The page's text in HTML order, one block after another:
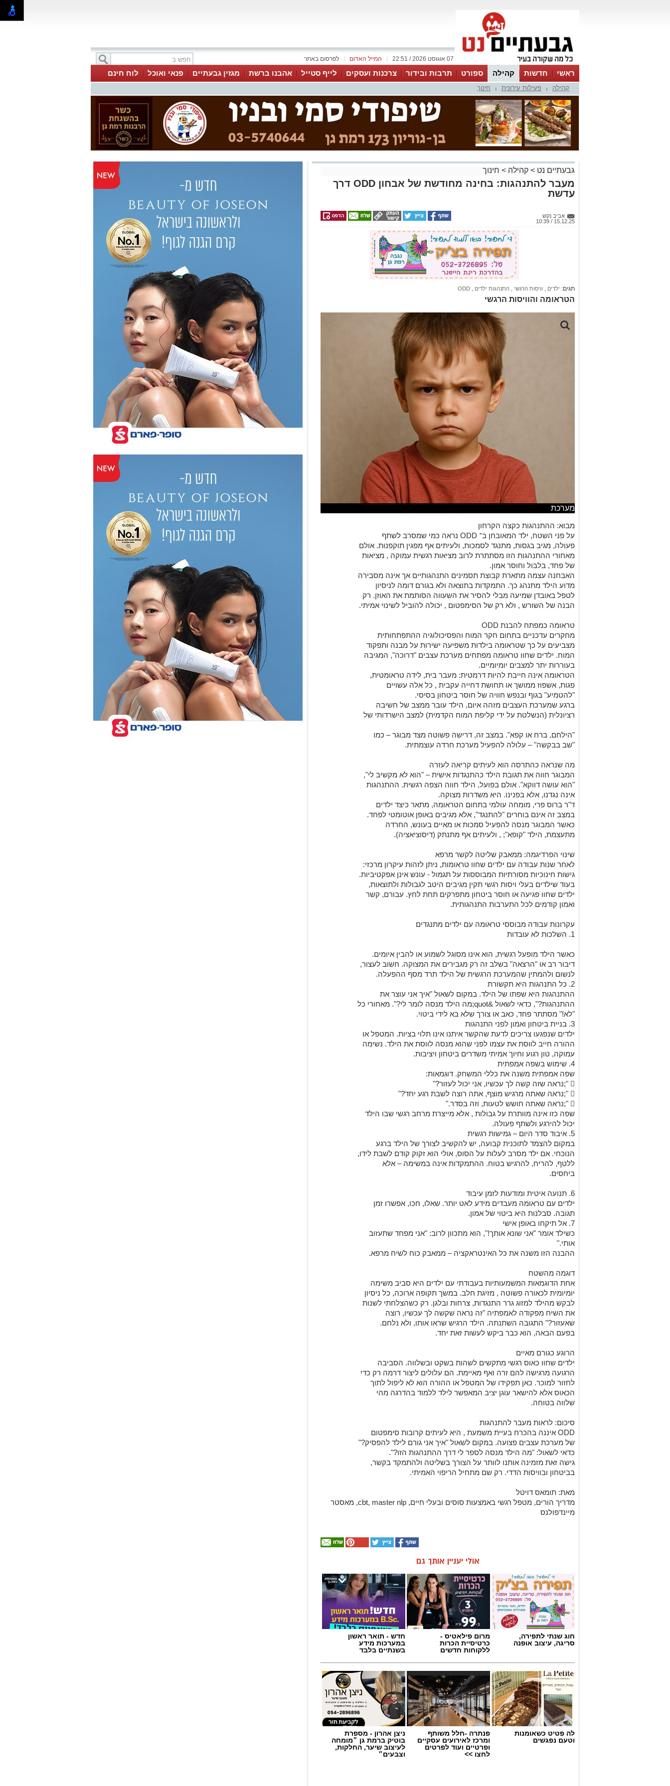
לפרסום באתר המייל האדום 07 אוגוסט 2026 / 22:51
ראשי חדשות קהילה ספורט תרבות ובידור צרכנות ועסקים לייף סטייל אהבנו ברשת מגזין גבעתיים פנאי ואוכל לוח חינם
קהילה פעילות עירונית חינוך
גבעתיים נט > קהילה > חינוך
מעבר להתנהגות: בחינה מחודשת של אבחון ODD דרך
עדשת
אביב נקש
15.12.25 / 10:39
תגים: ילדים וויסות הרגשי התנהגות ילדים ODD
הטראומה והוויסות הרגשי
מערכת
מבוא: ההתנהגות כקצה הקרחון
על פני השטח, ילד המאובחן ב־ ODD נראה כמי שמסרב לשתף
פעולה, מגיב בגסות, מתנגד לסמכות, ולעיתים אף מפגין תוקפנות. אולם
מאחורי ההתנהגות הזו מסתתרת לרוב מציאות רגשית עמוקה , מציאות
של פחד, בלבול וחוסר אמון.
האבחנה עצמה מתארת קבוצת תסמינים התנהגותיים אך אינה מסבירה
מדוע הילד מתנהג כך. התמקדות בתוצאה ולא בגורם דומה לניסיון
לטפל באובדן שמיעה מבלי להסיר את השעווה הסותמת את האוזן. רק
הבנה של השורש , ולא רק של הסימפטום , יכולה להוביל לשינוי אמיתי.
טראומה כמפתח להבנת ODD
מחקרים עדכניים בתחום חקר המוח והפסיכולוגיה ההתפתחותית
מצביעים על כך שטראומה בילדות משפיעה ישירות על מבנה ותפקוד
המוח. ילדים שחוו טראומה מפתחים מערכת עצבים "דרוכה", המגיבה
בעוררות יתר למצבים יומיומיים.
הטראומה אינה חייבת להיות דרמטית: מעבר בית, לידה טראומטית,
פגות, אשפוז ממושך או תחושת דחייה עקבית , כל אלה עשויים
"להטמיע" בגוף ובנפש חוויה של חוסר ביטחון בסיסי.
ברגע שמערכת העצבים מזהה איום, הילד עובר ממצב של חשיבה
רציונלית (הנשלטת על ידי קליפת המוח הקדמית) למצב הישרדותי של
"הילחם, ברח או קפא". במצב זה, דרישה פשוטה מצד מבוגר – כמו
"שב בבקשה" – עלולה להפעיל מערכת חרדה עוצמתית.
מה שנראה כהתרסה הוא לעיתים קריאה לעזרה
המבוגר חווה את תגובת הילד כהתנגדות אישית – "הוא לא מקשיב לי",
"הוא עושה דווקא". אולם בפועל, הילד חווה הצפה רגשית. ההתנהגות
אינה נגדנו, אלא בפנינו. היא משדרות מצוקה.
ד"ר ברוס פרי, מומחה עולמי בתחום הטראומה, מתאר כיצד ילדים
במצב זה אינם בוחרים "להתנגד", אלא מגיבים באופן אוטומטי לפחד.
כאשר המבוגר מנסה להפעיל סמכות או מאיים בעונש, החרדה
מתעצמת, הילד "קופא"; , ולעיתים אף מתנתק (דיסוציאציה).
שינוי הפרדיגמה: ממאבק שליטה לקשר מרפא
לאחר שנות עבודה עם ילדים שחוו טראומות, ניתן לזהות עיקרון מרכזי:
גישות חינוכיות מסורתיות המבוססות על תגמול - עונש אינן אפקטיביות.
בעוד שילדים בעלי ויסות רגשי תקין מגיבים היטב לגבולות ולתוצאות,
ילדים שחוו פגיעה או חוסר ביטחון מתפרקים תחת לחץ. עבורם, קשר
ואמון קודמים לכל התערבות התנהגותית.
עקרונות עבודה מבוססי טראומה עם ילדים מתנגדים
1. השלכות לא עובדות
כאשר הילד מופעל רגשית, הוא אינו מסוגל לשמוע או להבין איומים.
דיבור רב או "הרצאה" בשלב זה רק מגבירים את המצוקה. חשוב לעצור,
לנשום ולהמתין שהמערכת הרגשית של הילד תרד מסף ההפעלה.
2. כל התנהגות היא תקשורת
ההתנהגות היא שפתו של הילד. במקום לשאול "איך אני עוצר את
ההתנהגות?", כדאי לשאול &quot;מה הילד מנסה לומר לי?". מאחורי כל
"לא!" מסתתר פחד, כאב או צורך שלא בא לידי ביטוי.
3. בניית ביטחון ואמון לפני התנהגות
ילדים שנפגעו צריכים לדעת שהקשר איתנו אינו תלוי בציות. המטפל או
ההורה חייב לווסת את עצמו לפני שהוא מנסה לווסת את הילד. נשימה
עמוקה, טון רגוע וחיוך אמיתי משדרים ביטחון ויציבות.
4. שימוש בשפה אמפתית
שפה אמפתית משנה את כללי המשחק. דוגמאות:
 ";נראה שזה קשה לך עכשיו, אני יכול לעזור?"
 ";נראה שאתה מרגיש מוצף, אתה רוצה לשבת רגע יחד?"
 ";נראה שאתה חושש לטעות, וזה בסדר."
שפה כזו אינה מוותרת על גבולות , אלא מייצרת מרחב רגשי שבו הילד
יכול להירגע ולשתף פעולה.
5. איבוד סדר היום – גמישות רגשית
במקום להצמד לתוכנית קבועה, יש להקשיב לצורך של הילד ברגע
הנוכחי. אם ילד מסרב לעלות על הסוס, אולי הוא זקוק קודם לשבת לידו,
ללטף, להריח, להרגיש בטוח. ההתמקדות אינה במשימה – אלא
ביחסים.
6. תנועה איטית ומודעות לזמן עיבוד
ילדים עם טראומה מעבדים מידע לאט יותר. שאלו, חכו, אפשרו זמן
תגובה. סבלנות היא ביטוי של אמון.
7. אל תיקחו באופן אישי
כשילד אומר "אני שונא אותך!", הוא מתכוון לרוב: "אני מפחד שתעזוב
אותי."
ההבנה הזו משנה את כל האינטראקציה – ממאבק כוח לשיח מרפא.
דוגמה מהשטח
אחת הדוגמאות המשמעותיות בעבודתי עם ילדים היא סביב משימה
יומיומית לכאורה פשוטה , מזיגת חלב. במשך תקופה ארוכה, כל ניסיון
לבקש מהילד למזוג גרר התנגדות, צרחות ובלגן. רק כשהצלחתי לשנות
את השיח מפקודה לאמפתיה "זה נראה שקשה לך עכשיו, רוצה
שאעזור?" התגובה השתנתה. הילד הרגיש שראו אותו, ולא נלחם.
בפעם הבאה, הוא כבר ביקש לעשות זאת יחד.
הרוגע כגורם מאיים
ילדים שחוו כאוס רגשי מתקשים לשהות בשקט ובשלווה. הסביבה
הרגועה מרגישה להם זרה ואף מאיימת. הם עלולים ליצור דרמה רק כדי
לחזור למוכר. כאן תפקידו של המטפל או ההורה הוא לא ליפול לתוך
הכאוס אלא להישאר עוגן יציב המאפשר לילד ללמוד בהדרגה מהי
שלווה בטוחה.
סיכום: לראות מעבר להתנהגות
ODD איננה בהכרח בעיית משמעת , היא לעיתים קרובות סימפטום
של מערכת עצבים פצועה. במקום לשאול "איך אני גורם לילד להפסיק?"
כדאי לשאול: "מה הילד מנסה לספר לי דרך ההתנהגות הזו?".
גישה זאת מזמינה אותנו לוותר על הצורך בשליטה ולהתמקד בקשר,
בביטחון ובוויסות הדדי. רק שם מתחיל הריפוי האמיתי.
מאת: תומאס דויטל
מדריך הורים, מטפל רגשי באמצעות סוסים ובעלי חיים, cbt, master nlp, מאסטר
מיינדפולנס
אולי יעניין אותך גם
חוג שנתי לתפירה,
סריגה, עיצוב אופנה
מרום פילאטיס -
כרטיסיית הכרות
ללקוחות חדשים
חדש - תואר ראשון
במערכות מידע
בשנתיים בלבד
לה פטיט כשאומנות
וטעם נפגשים
פנתרה -חלל משותף
ומרכז לאירועים עסקיים
ופרטיים ועוד לפרטים
לחצו >>
ניצן אהרון - מספרת
בוטיק ברמת גן ״מומחה
לעיצוב שיער, החלקות,
וצבעים״